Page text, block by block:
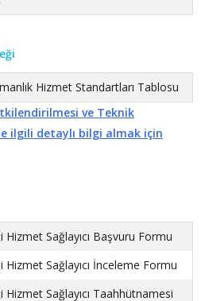
Hizmet Standartları Tablosu
ve Teknik
ilgili detaylı bilgi almak için
Sağlayıcı Başvuru Formu
Sağlayıcı İnceleme Formu
Sağlayıcı Taahhütnamesi